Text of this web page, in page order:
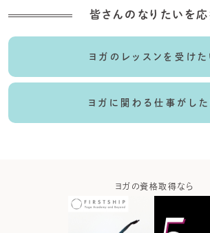
皆さんのなりたいを応
ヨガのレッスンを受けた
ヨガに関わる仕事がした
ヨガの資格取得なら